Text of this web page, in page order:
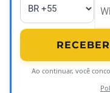
Ao continuar, você